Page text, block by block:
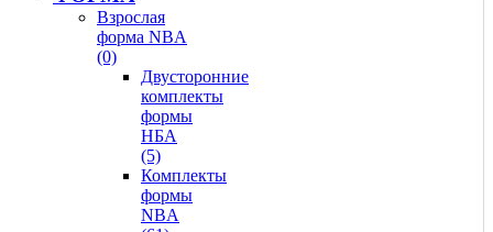
Взрослая
форма NBA
(0)
Двусторонние
комплекты
формы
НБА
(5)
Комплекты
формы
NBA